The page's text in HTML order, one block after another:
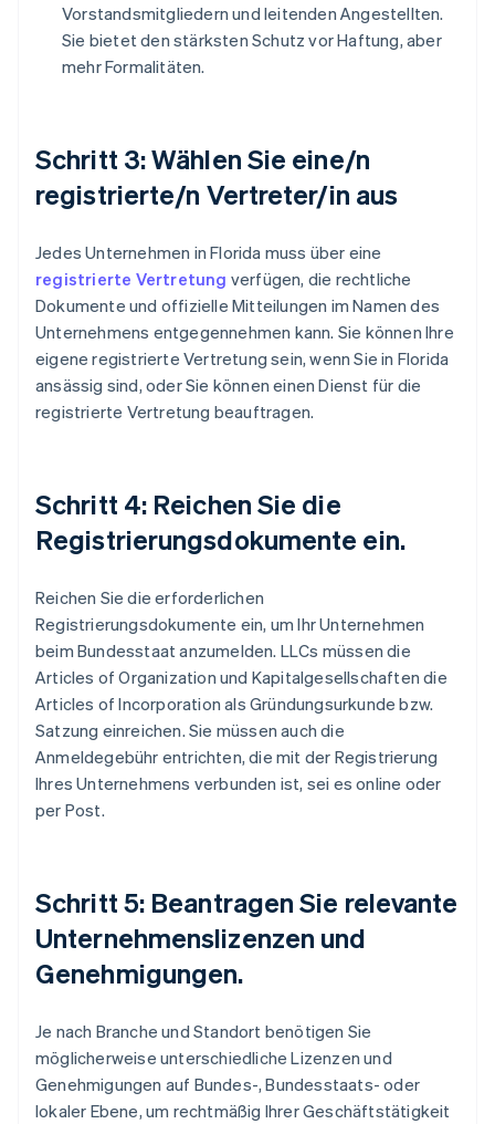
Vorstandsmitgliedern und leitenden Angestellten.
Sie bietet den stärksten Schutz vor Haftung, aber
mehr Formalitäten.
Schritt 3: Wählen Sie eine/n
registrierte/n Vertreter/in aus
Jedes Unternehmen in Florida muss über eine
registrierte Vertretung verfügen, die rechtliche
Dokumente und offizielle Mitteilungen im Namen des
Unternehmens entgegennehmen kann. Sie können Ihre
eigene registrierte Vertretung sein, wenn Sie in Florida
ansässig sind, oder Sie können einen Dienst für die
registrierte Vertretung beauftragen.
Schritt 4: Reichen Sie die
Registrierungsdokumente ein.
Reichen Sie die erforderlichen
Registrierungsdokumente ein, um Ihr Unternehmen
beim Bundesstaat anzumelden. LLCs müssen die
Articles of Organization und Kapitalgesellschaften die
Articles of Incorporation als Gründungsurkunde bzw.
Satzung einreichen. Sie müssen auch die
Anmeldegebühr entrichten, die mit der Registrierung
Ihres Unternehmens verbunden ist, sei es online oder
per Post.
Schritt 5: Beantragen Sie relevante
Unternehmenslizenzen und
Genehmigungen.
Je nach Branche und Standort benötigen Sie
möglicherweise unterschiedliche Lizenzen und
Genehmigungen auf Bundes-, Bundesstaats- oder
lokaler Ebene, um rechtmäßig Ihrer Geschäftstätigkeit